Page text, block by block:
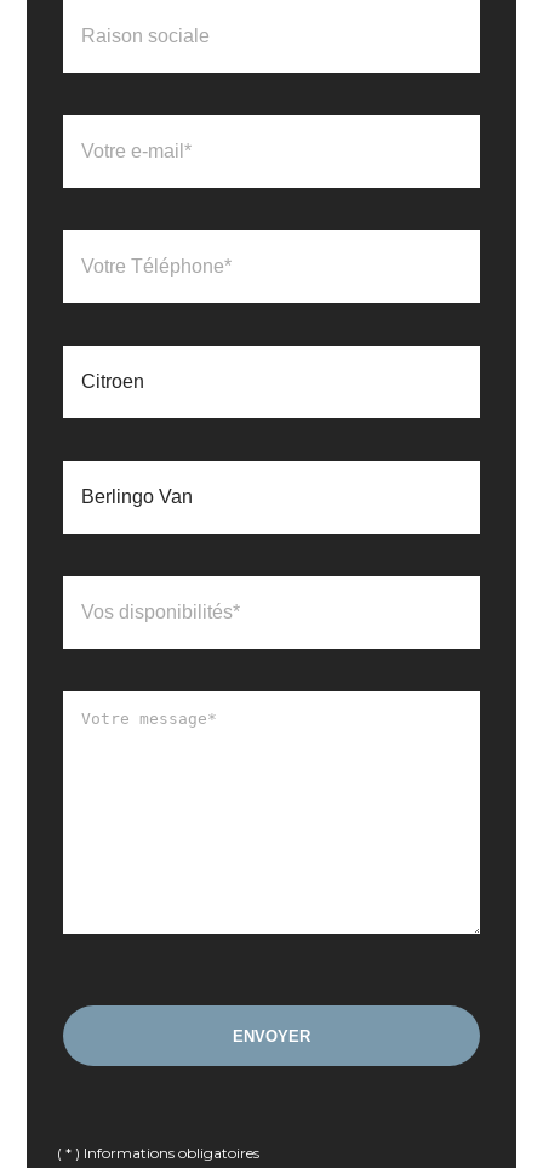
( * ) Informations obligatoires